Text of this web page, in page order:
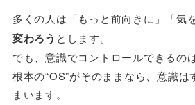
多くの人は「もっと前向きに」「気
変わろう とします。
でも、意識でコントロールできるの
根本の“OS”がそのままなら、意識は
まいます。